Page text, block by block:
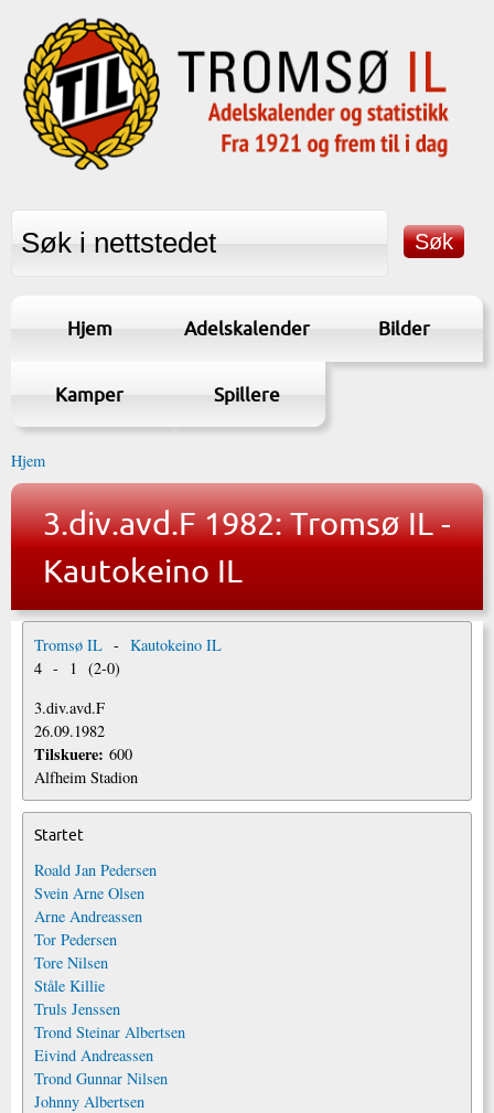
Hjem Adelskalender Bilder
Kamper Spillere
Hjem
3.div.avd.F 1982: Tromsø IL -
Kautokeino IL
Tromsø IL - Kautokeino IL
4 - 1 (2-0)
3.div.avd.F
26.09.1982
Tilskuere: 600
Alfheim Stadion
Startet
Roald Jan Pedersen
Svein Arne Olsen
Arne Andreassen
Tor Pedersen
Tore Nilsen
Ståle Killie
Truls Jenssen
Trond Steinar Albertsen
Eivind Andreassen
Trond Gunnar Nilsen
Johnny Albertsen